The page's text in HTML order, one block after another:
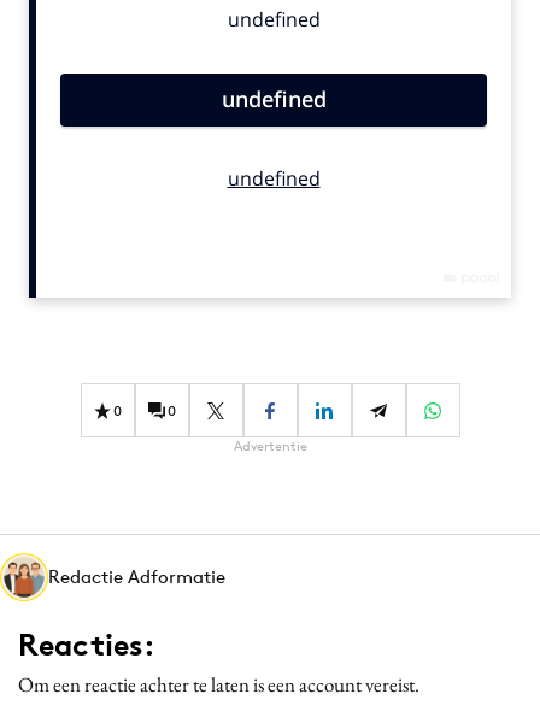
Contentmarketing
Effectiviteit
Gedragsverandering
Martech
Media
Merkstrategie
PR
Programmatic
0 0
Advertentie
Redactie Adformatie
Reacties:
Om een reactie achter te laten is een account vereist.